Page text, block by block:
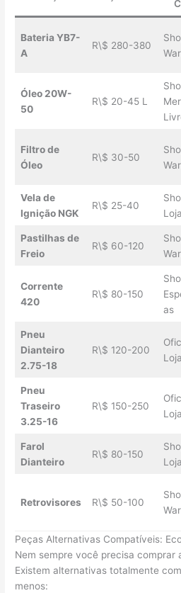
Bateria YB7-
A
R\$ 280-380
Óleo 20W-
50
R\$ 20-45 L
Filtro de
Óleo
R\$ 30-50
Vela de
Ignição NGK
R\$ 25-40
Pastilhas de
Freio
R\$ 60-120
Corrente
420
R\$ 80-150
as
Pneu
Dianteiro
2.75-18
R\$ 120-200
Pneu
Traseiro
3.25-16
R\$ 150-250
Farol
Dianteiro
R\$ 80-150
Retrovisores R\$ 50-100
Peças Alternativas Compatíveis:
Nem sempre você precisa comprar
Existem alternativas totalmente
menos: